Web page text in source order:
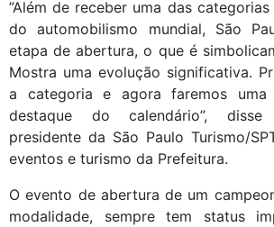
”Além de receber uma das
do automobilismo mundial, São
etapa de abertura, o que é
Mostra uma evolução significativa.
a categoria e agora faremos
destaque do calendário”, disse
presidente da São Paulo Turismo/
eventos e turismo da Prefeitura.
O evento de abertura de um
modalidade, sempre tem status